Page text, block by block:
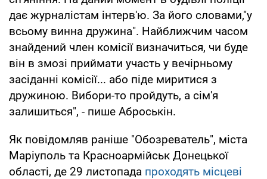
дає журналістам інтерв'ю. За його словами,"у
всьому винна дружина". Найближчим часом
знайдений член комісії визначиться, чи буде
він в змозі приймати участь у вечірньому
засіданні комісії... або піде миритися з
дружиною. Вибори-то пройдуть, а сім'я
залишиться", - пише Аброськін.
Як повідомляв раніше "Обозреватель", міста
Маріуполь та Красноармійськ Донецької
області, де 29 листопада проходять місцеві